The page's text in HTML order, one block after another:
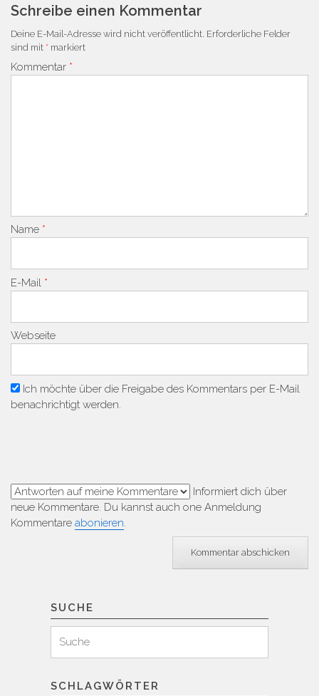
Schreibe einen Kommentar
Deine E-Mail-Adresse wird nicht veröffentlicht. Erforderliche Felder
sind mit * markiert
Kommentar *
Name *
E-Mail *
Webseite
Ich möchte über die Freigabe des Kommentars per E-Mail
benachrichtigt werden.
Informiert dich über
neue Kommentare. Du kannst auch one Anmeldung
Kommentare abonieren.
SUCHE
für:
Suchen
SCHLAGWÖRTER